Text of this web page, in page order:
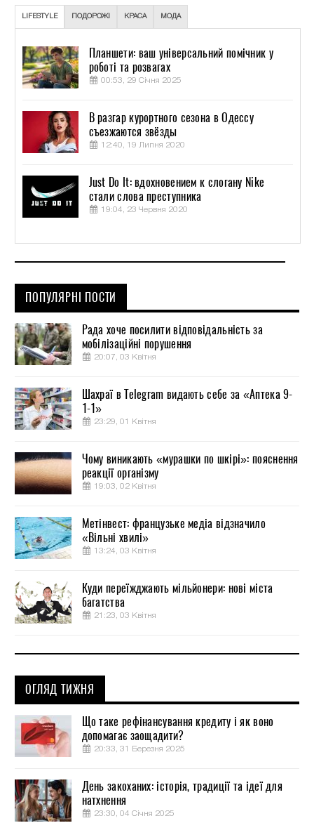
LIFESTYLE ПОДОРОЖІ КРАСА МОДА
Планшети: ваш універсальний помічник у
роботі та розвагах
00:53, 29 Січня 2025
В разгар курортного сезона в Одессу
съезжаются звёзды
12:40, 19 Липня 2020
Just Do It: вдохновением к слогану Nike
стали слова преступника
19:04, 23 Червня 2020
ПОПУЛЯРНІ ПОСТИ
Рада хоче посилити відповідальність за
мобілізаційні порушення
20:07, 03 Квітня
Шахраї в Telegram видають себе за «Аптека 9-
1-1»
23:29, 01 Квітня
Чому виникають «мурашки по шкірі»: пояснення
реакції організму
19:03, 02 Квітня
Метінвест: французьке медіа відзначило
«Вільні хвилі»
13:24, 03 Квітня
Куди переїжджають мільйонери: нові міста
багатства
21:23, 03 Квітня
ОГЛЯД ТИЖНЯ
Що таке рефінансування кредиту і як воно
допомагає заощадити?
20:33, 31 Березня 2025
День закоханих: історія, традиції та ідеї для
натхнення
23:30, 04 Січня 2025